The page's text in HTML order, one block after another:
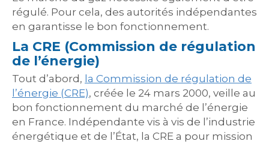
régulé. Pour cela, des autorités indépendantes
en garantisse le bon fonctionnement.
La CRE (Commission de régulation
de l’énergie)
Tout d’abord, la Commission de régulation de
l’énergie (CRE), créée le 24 mars 2000, veille au
bon fonctionnement du marché de l’énergie
en France. Indépendante vis à vis de l’industrie
énergétique et de l’État, la CRE a pour mission